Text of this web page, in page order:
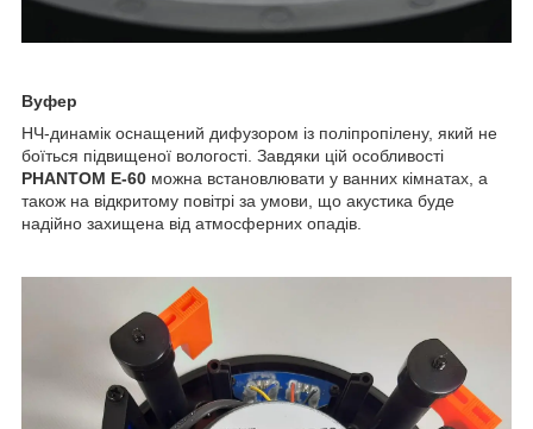
Вуфер
НЧ-динамік оснащений дифузором із поліпропілену, який не
боїться підвищеної вологості. Завдяки цій особливості
PHANTOM E-60 можна встановлювати у ванних кімнатах, а
також на відкритому повітрі за умови, що акустика буде
надійно захищена від атмосферних опадів.